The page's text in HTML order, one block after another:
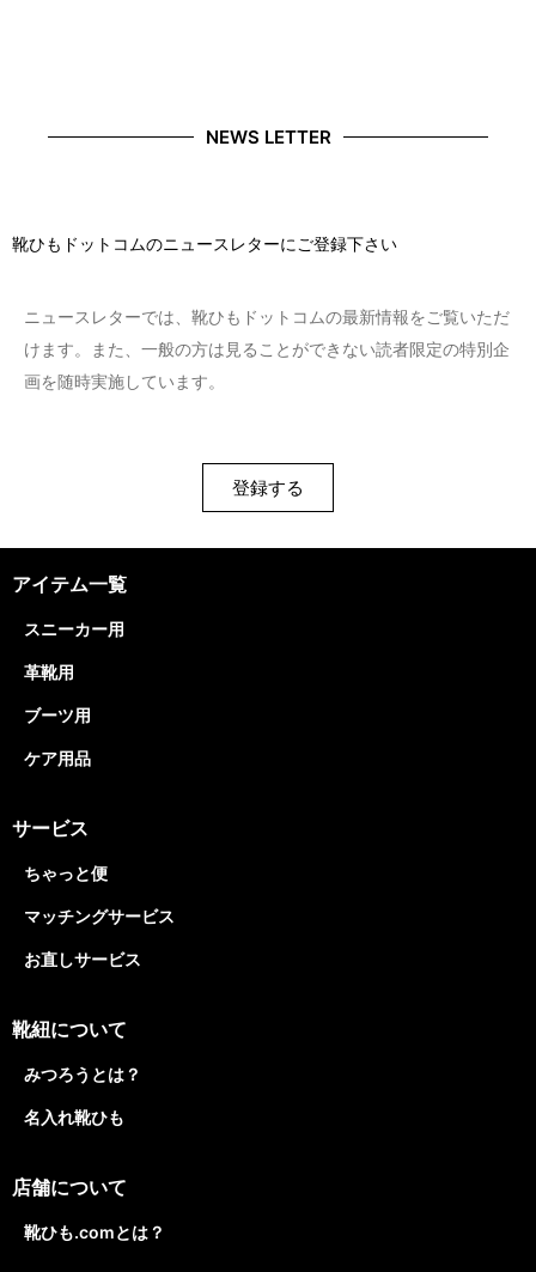
NEWS LETTER
靴ひもドットコムのニュースレターにご登録下さい
ニュースレターでは、靴ひもドットコムの最新情報をご覧いただ
けます。また、一般の方は見ることができない読者限定の特別企
画を随時実施しています。
登録する
アイテム一覧
スニーカー用
革靴用
ブーツ用
ケア用品
サービス
ちゃっと便
マッチングサービス
お直しサービス
靴紐について
みつろうとは？
名入れ靴ひも
店舗について
靴ひも.comとは？